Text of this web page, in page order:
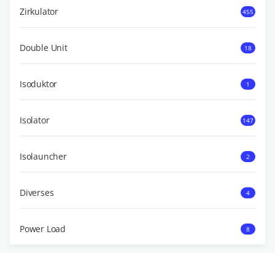
Zirkulator 455
Double Unit 18
Isoduktor 1
Isolator 147
Isolauncher 2
Diverses 4
Power Load 8